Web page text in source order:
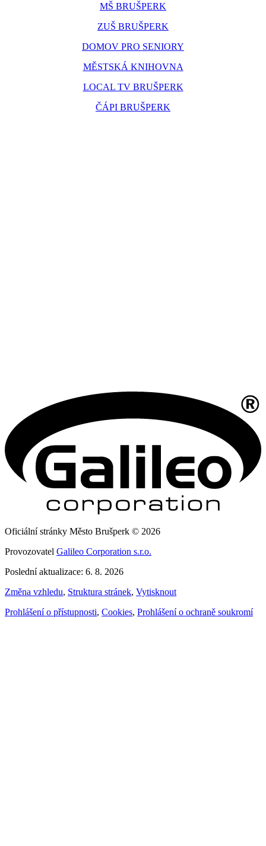
MŠ BRUŠPERK
ZUŠ BRUŠPERK
DOMOV PRO SENIORY
MĚSTSKÁ KNIHOVNA
LOCAL TV BRUŠPERK
ČÁPI BRUŠPERK
Oficiální stránky Město Brušperk © 2026
Provozovatel Galileo Corporation s.r.o.
Poslední aktualizace: 6. 8. 2026
Změna vzhledu, Struktura stránek, Vytisknout
Prohlášení o přístupnosti, Cookies, Prohlášení o ochraně soukromí